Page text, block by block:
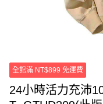
全館滿 NT$899 免運費
24小時活力充沛